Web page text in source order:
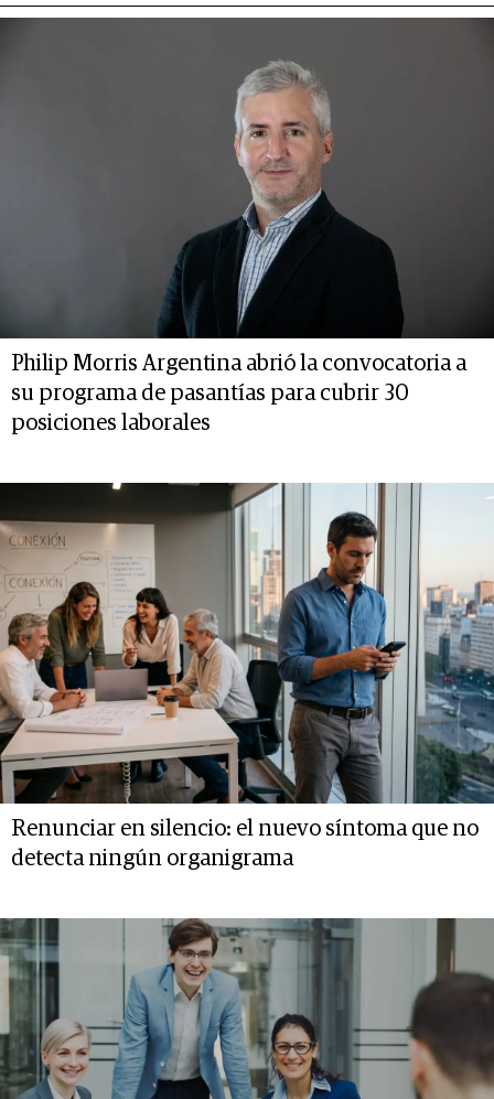
Philip Morris Argentina abrió la convocatoria a
su programa de pasantías para cubrir 30
posiciones laborales
Renunciar en silencio: el nuevo síntoma que no
detecta ningún organigrama